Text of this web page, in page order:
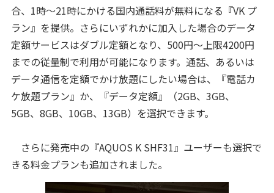
合、1時～21時にかける国内通話料が無料になる『VK プ
ラン』を提供。さらにいずれかに加入した場合のデータ
定額サービスはダブル定額となり、500円～上限4200円
までの従量制で利用が可能になります。通話、あるいは
データ通信を定額でかけ放題にしたい場合は、『電話カ
ケ放題プラン』か、『データ定額』（2GB、3GB、
5GB、8GB、10GB、13GB）を選択できます。
さらに発売中の『AQUOS K SHF31』ユーザーも選択で
きる料金プランも追加されました。